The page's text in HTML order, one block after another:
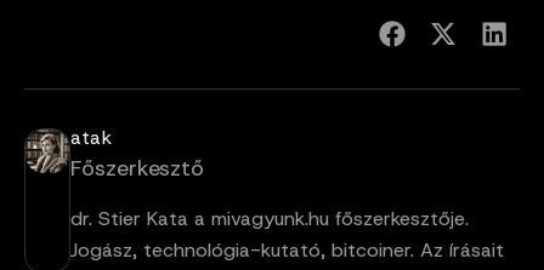
atak
Főszerkesztő
dr. Stier Kata a mivagyunk.hu főszerkesztője.
Jogász, technológia-kutató, bitcoiner. Az írásait